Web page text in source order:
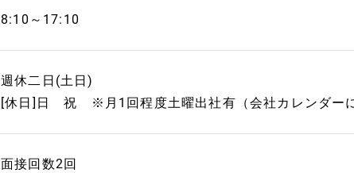
8:10～17:10
週休二日(土日)
[休日]日 祝 ※月1回程度土曜出社有（会社カレンダー
面接回数2回